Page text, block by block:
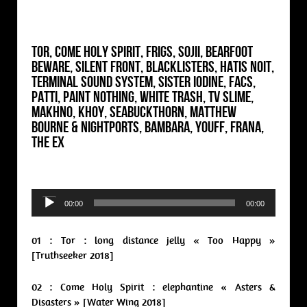
Tor, Come Holy Spirit, Frigs, Sojii, Bearfoot
Beware, Silent Front, Blacklisters, Hatis Noit,
Terminal Sound System, Sister Iodine, Facs,
Patti, Paint Nothing, White Trash, TV Slime,
Makhno, Khoy, Seabuckthorn, Matthew
Bourne & Nightports, Bambara, Youff, Frana,
The Ex
Audio
Player
00:00 00:00
01 : Tor : long distance jelly « Too Happy »
[Truthseeker 2018]
02 : Come Holy Spirit : elephantine « Asters &
Disasters » [Water Wing 2018]